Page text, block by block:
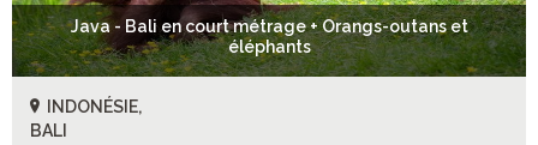
Java - Bali en court métrage + Orangs-outans et
éléphants
INDONÉSIE,
BALI